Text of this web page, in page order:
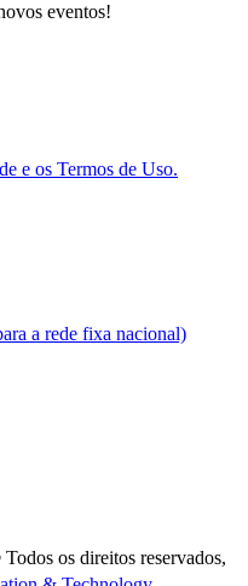
eventos!
e os Termos de Uso.
a rede fixa nacional)
os direitos reservados,